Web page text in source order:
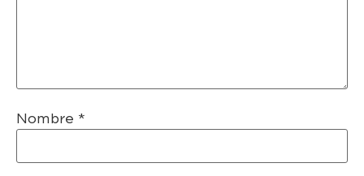
Nombre *